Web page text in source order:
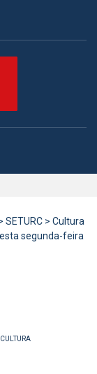
SETURC > Cultura
segunda-feira
CULTURA